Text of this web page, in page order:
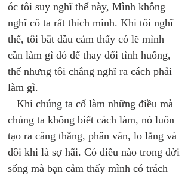
óc tôi suy nghĩ thế này, Mình không
nghĩ cô ta rất thích mình. Khi tôi nghĩ
thế, tôi bắt đầu cảm thấy có lẽ mình
cần làm gì đó để thay đổi tình huống,
thế nhưng tôi chẳng nghĩ ra cách phải
làm gì.
Khi chúng ta cố làm những điều mà
chúng ta không biết cách làm, nó luôn
tạo ra căng thẳng, phân vân, lo lắng và
đôi khi là sợ hãi. Có điều nào trong đời
sống mà bạn cảm thấy mình có trách